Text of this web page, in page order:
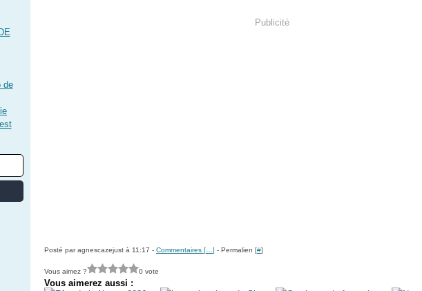
de
Publicité
Posté par agnescazejust à 11:17 - Commentaires [ ] - Permalien [#]
Vous aimez ? 0 vote
Vous aimerez aussi :